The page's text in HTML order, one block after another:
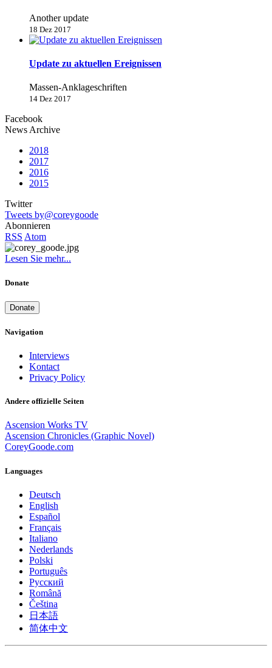
Another update
18 Dez 2017
Update zu aktuellen Ereignissen
Massen-Anklageschriften
14 Dez 2017
Facebook
News Archive
2018
2017
2016
2015
Twitter
Tweets by@coreygoode
Abonnieren
RSS Atom
Lesen Sie mehr...
Donate
Donate
Navigation
Interviews
Kontact
Privacy Policy
Andere offizielle Seiten
Ascension Works TV
Ascension Chronicles (Graphic Novel)
CoreyGoode.com
Languages
Deutsch
English
Español
Français
Italiano
Nederlands
Polski
Português
Pусский
Română
Čeština
日本語
简体中文